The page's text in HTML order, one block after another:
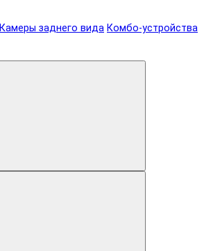
Камеры заднего вида Комбо-устройства